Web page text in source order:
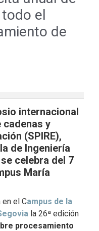
el
de
internacional
y
(SPIRE),
de Ingeniería
celebra del 7
María
el Campus de la
la 26ª edición
procesamiento